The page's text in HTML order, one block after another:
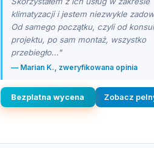
klimatyzacji i jestem niezwykle
Od samego początku, czyli od
projektu, po sam montaż, wszystko
przebiegło..."
— Marian K., zweryfikowana opinia
Bezplatna wycena Zobacz